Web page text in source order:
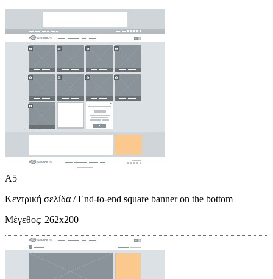
A5
Κεντρική σελίδα / End-to-end square banner on the bottom
Μέγεθος: 262x200